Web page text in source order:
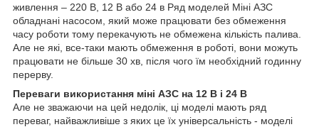
живлення – 220 В, 12 В або 24 в Ряд моделей Міні АЗС
обладнані насосом, який може працювати без обмеження
часу роботи тому перекачують не обмежена кількість палива.
Але не які, все-таки мають обмеження в роботі, вони можуть
працювати не більше 30 хв, після чого їм необхідний годинну
перерву.
Переваги використання міні АЗС на 12 В і 24 В
Але не зважаючи на цей недолік, ці моделі мають ряд
переваг, найважливіше з яких це їх універсальність - моделі